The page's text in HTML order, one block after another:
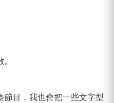
節目，我也會把一些文字型